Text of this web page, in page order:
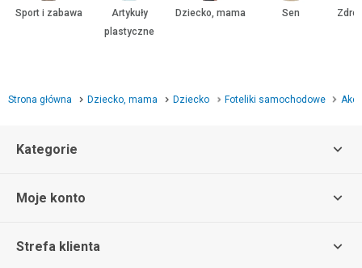
Sport i zabawa
Artykuły
plastyczne
Dziecko, mama Sen
Strona główna Dziecko, mama Dziecko Foteliki samochodowe
Kategorie
Moje konto
Strefa klienta